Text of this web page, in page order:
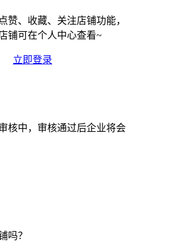
赞、收藏、关注店铺功能，
铺可在个人中心查看~
立即登录
核中，审核通过后企业将会
吗？